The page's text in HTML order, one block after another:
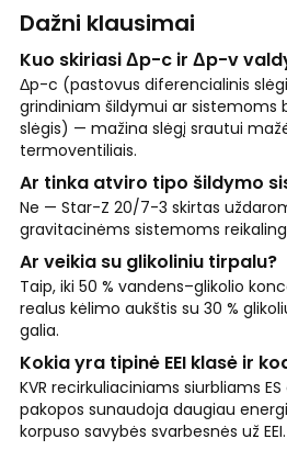
Dažni klausimai
Kuo skiriasi Δp-c ir Δp-v
Δp-c (pastovus diferencialinis
grindiniam šildymui ar
slėgis) — mažina slėgį srautui
termoventiliais.
Ar tinka atviro tipo šildymo
Ne — Star-Z 20/7-3 skirtas
gravitacinėms sistemoms
Ar veikia su glikoliniu tirpalu?
Taip, iki 50 % vandens–glikolio
realus kėlimo aukštis su 30 %
galia.
Kokia yra tipinė EEI klasė ir
KVR recirkuliaciniams siurbliams
pakopos sunaudoja daugiau
korpuso savybės svarbesnės už EEI.